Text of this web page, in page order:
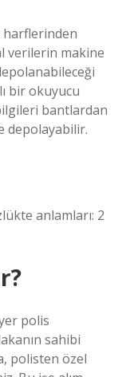
harflerinden
verilerin makine
bir okuyucu
bantlardan
depolayabilir.
anlamları: 2
polis
sahibi
polisten özel